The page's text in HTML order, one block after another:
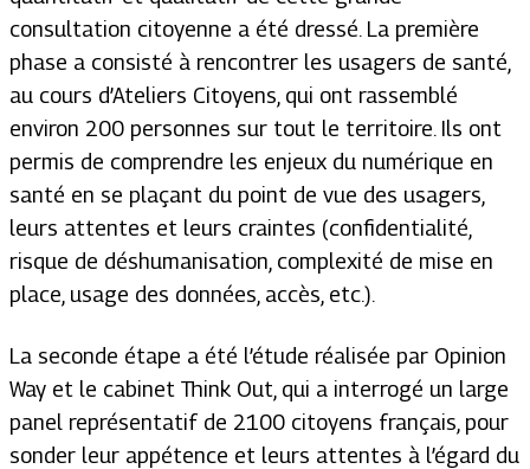
consultation citoyenne a été dressé. La première
phase a consisté à rencontrer les usagers de santé,
au cours d’Ateliers Citoyens, qui ont rassemblé
environ 200 personnes sur tout le territoire. Ils ont
permis de comprendre les enjeux du numérique en
santé en se plaçant du point de vue des usagers,
leurs attentes et leurs craintes (confidentialité,
risque de déshumanisation, complexité de mise en
place, usage des données, accès, etc.).
La seconde étape a été l’étude réalisée par Opinion
Way et le cabinet Think Out, qui a interrogé un large
panel représentatif de 2100 citoyens français, pour
sonder leur appétence et leurs attentes à l’égard du